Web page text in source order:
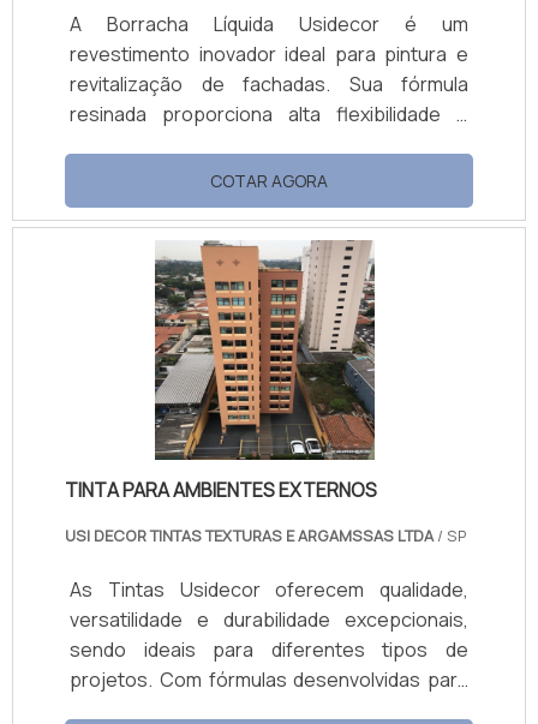
A Borracha Líquida Usidecor é um
revestimento inovador ideal para pintura e
revitalização de fachadas. Sua fórmula
resinada proporciona alta flexibilidade e
prevenindo rachaduras. Hidro-repelente,
forma uma barreira contra a umidade,
protegendo superfícies externas e internas.
O produto reduz a temperatura das
superfícies ao refletir raios solares, melhora
o conforto térmico e combate o mofo,
mantendo ambientes saudáveis. Com ótima
cobertura, fácil aplicação e manutenção,
está disponível em embalagens de 18L e 3,6L.
COTAR AGORA
TINTA PARA AMBIENTES EXTERNOS
USI DECOR TINTAS TEXTURAS E ARGAMSSAS LTDA/ SP
As Tintas Usidecor oferecem qualidade,
versatilidade e durabilidade excepcionais,
sendo ideais para diferentes tipos de
projetos. Com fórmulas desenvolvidas para